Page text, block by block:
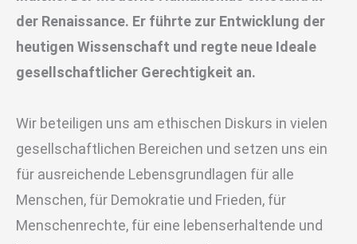
der Renaissance. Er führte zur Entwicklung der
heutigen Wissenschaft und regte neue Ideale
gesellschaftlicher Gerechtigkeit an.
Wir beteiligen uns am ethischen Diskurs in vielen
gesellschaftlichen Bereichen und setzen uns ein
für ausreichende Lebensgrundlagen für alle
Menschen, für Demokratie und Frieden, für
Menschenrechte, für eine lebenserhaltende und